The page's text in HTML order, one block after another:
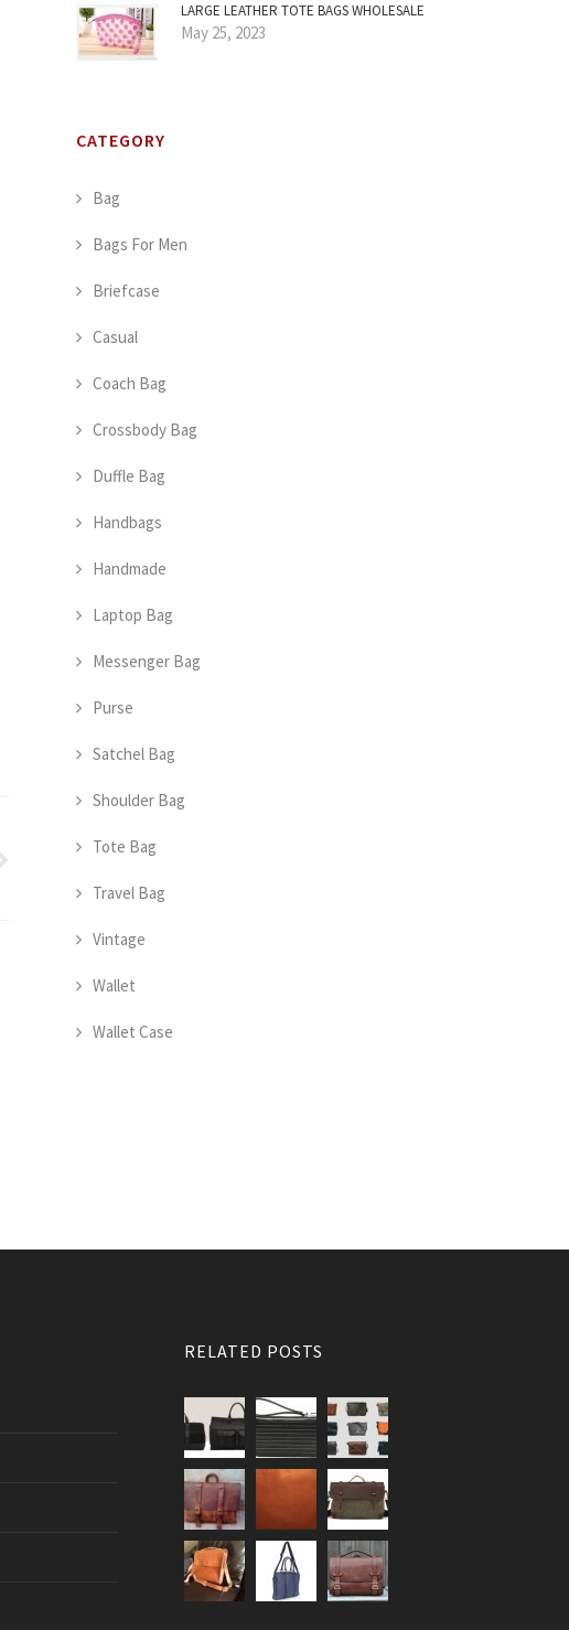
LARGE LEATHER TOTE BAGS WHOLESALE
May 25, 2023
CATEGORY
Bag
Bags For Men
Briefcase
Casual
Coach Bag
Crossbody Bag
Duffle Bag
Handbags
Handmade
Laptop Bag
Messenger Bag
Purse
Satchel Bag
Shoulder Bag
Tote Bag
Travel Bag
Vintage
Wallet
Wallet Case
RELATED POSTS